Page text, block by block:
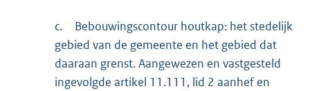
c.
Bebouwingscontour houtkap: het stedelijk
gebied van de gemeente en het gebied dat
daaraan grenst. Aangewezen en vastgesteld
ingevolgde artikel 11.111, lid 2 aanhef en